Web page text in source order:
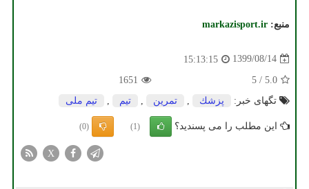
منبع: markazisport.ir
1399/08/14
15:13:15
5.0
/
5
1651
تگهای خبر:
پزشك تمرین تیم تیم ملی
این مطلب را می پسندید؟ (1)
(0)
X